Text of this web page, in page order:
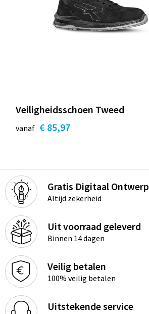
Veiligheidsschoen Tweed
vanaf € 85,97
Gratis Digitaal Ontwerp
Altijd zekerheid
Uit voorraad geleverd
Binnen 14 dagen
Veilig betalen
100% veilig betalen
Uitstekende service